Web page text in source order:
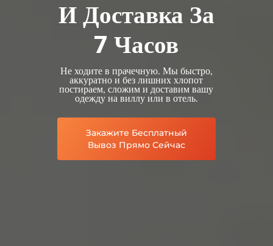
И Доставка За
7 Часов
Не ходите в прачечную. Мы быстро,
аккуратно и без лишних хлопот
постираем, сложим и доставим вашу
одежду на виллу или в отель.
Закажите Бесплатный
Вывоз Прямо Сейчас